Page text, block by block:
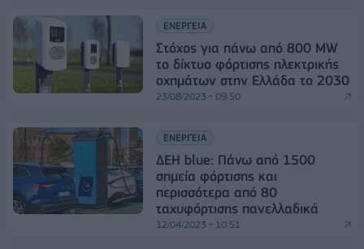
ΕΝΕΡΓΕΙΑ
Στόχος για πάνω από 800 MW
το δίκτυο φόρτισης ηλεκτρικής
οχημάτων στην Ελλάδα το 2030
23/08/2023 - 09:50
ΕΝΕΡΓΕΙΑ
ΔΕΗ blue: Πάνω από 1500
σημεία φόρτισης και
περισσότερα από 80
ταχυφόρτισης πανελλαδικά
12/04/2023 - 10:51